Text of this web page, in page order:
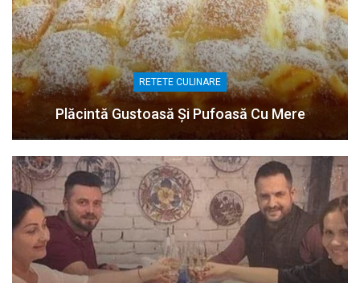
RETETE CULINARE
Plăcintă Gustoasă Și Pufoasă Cu Mere